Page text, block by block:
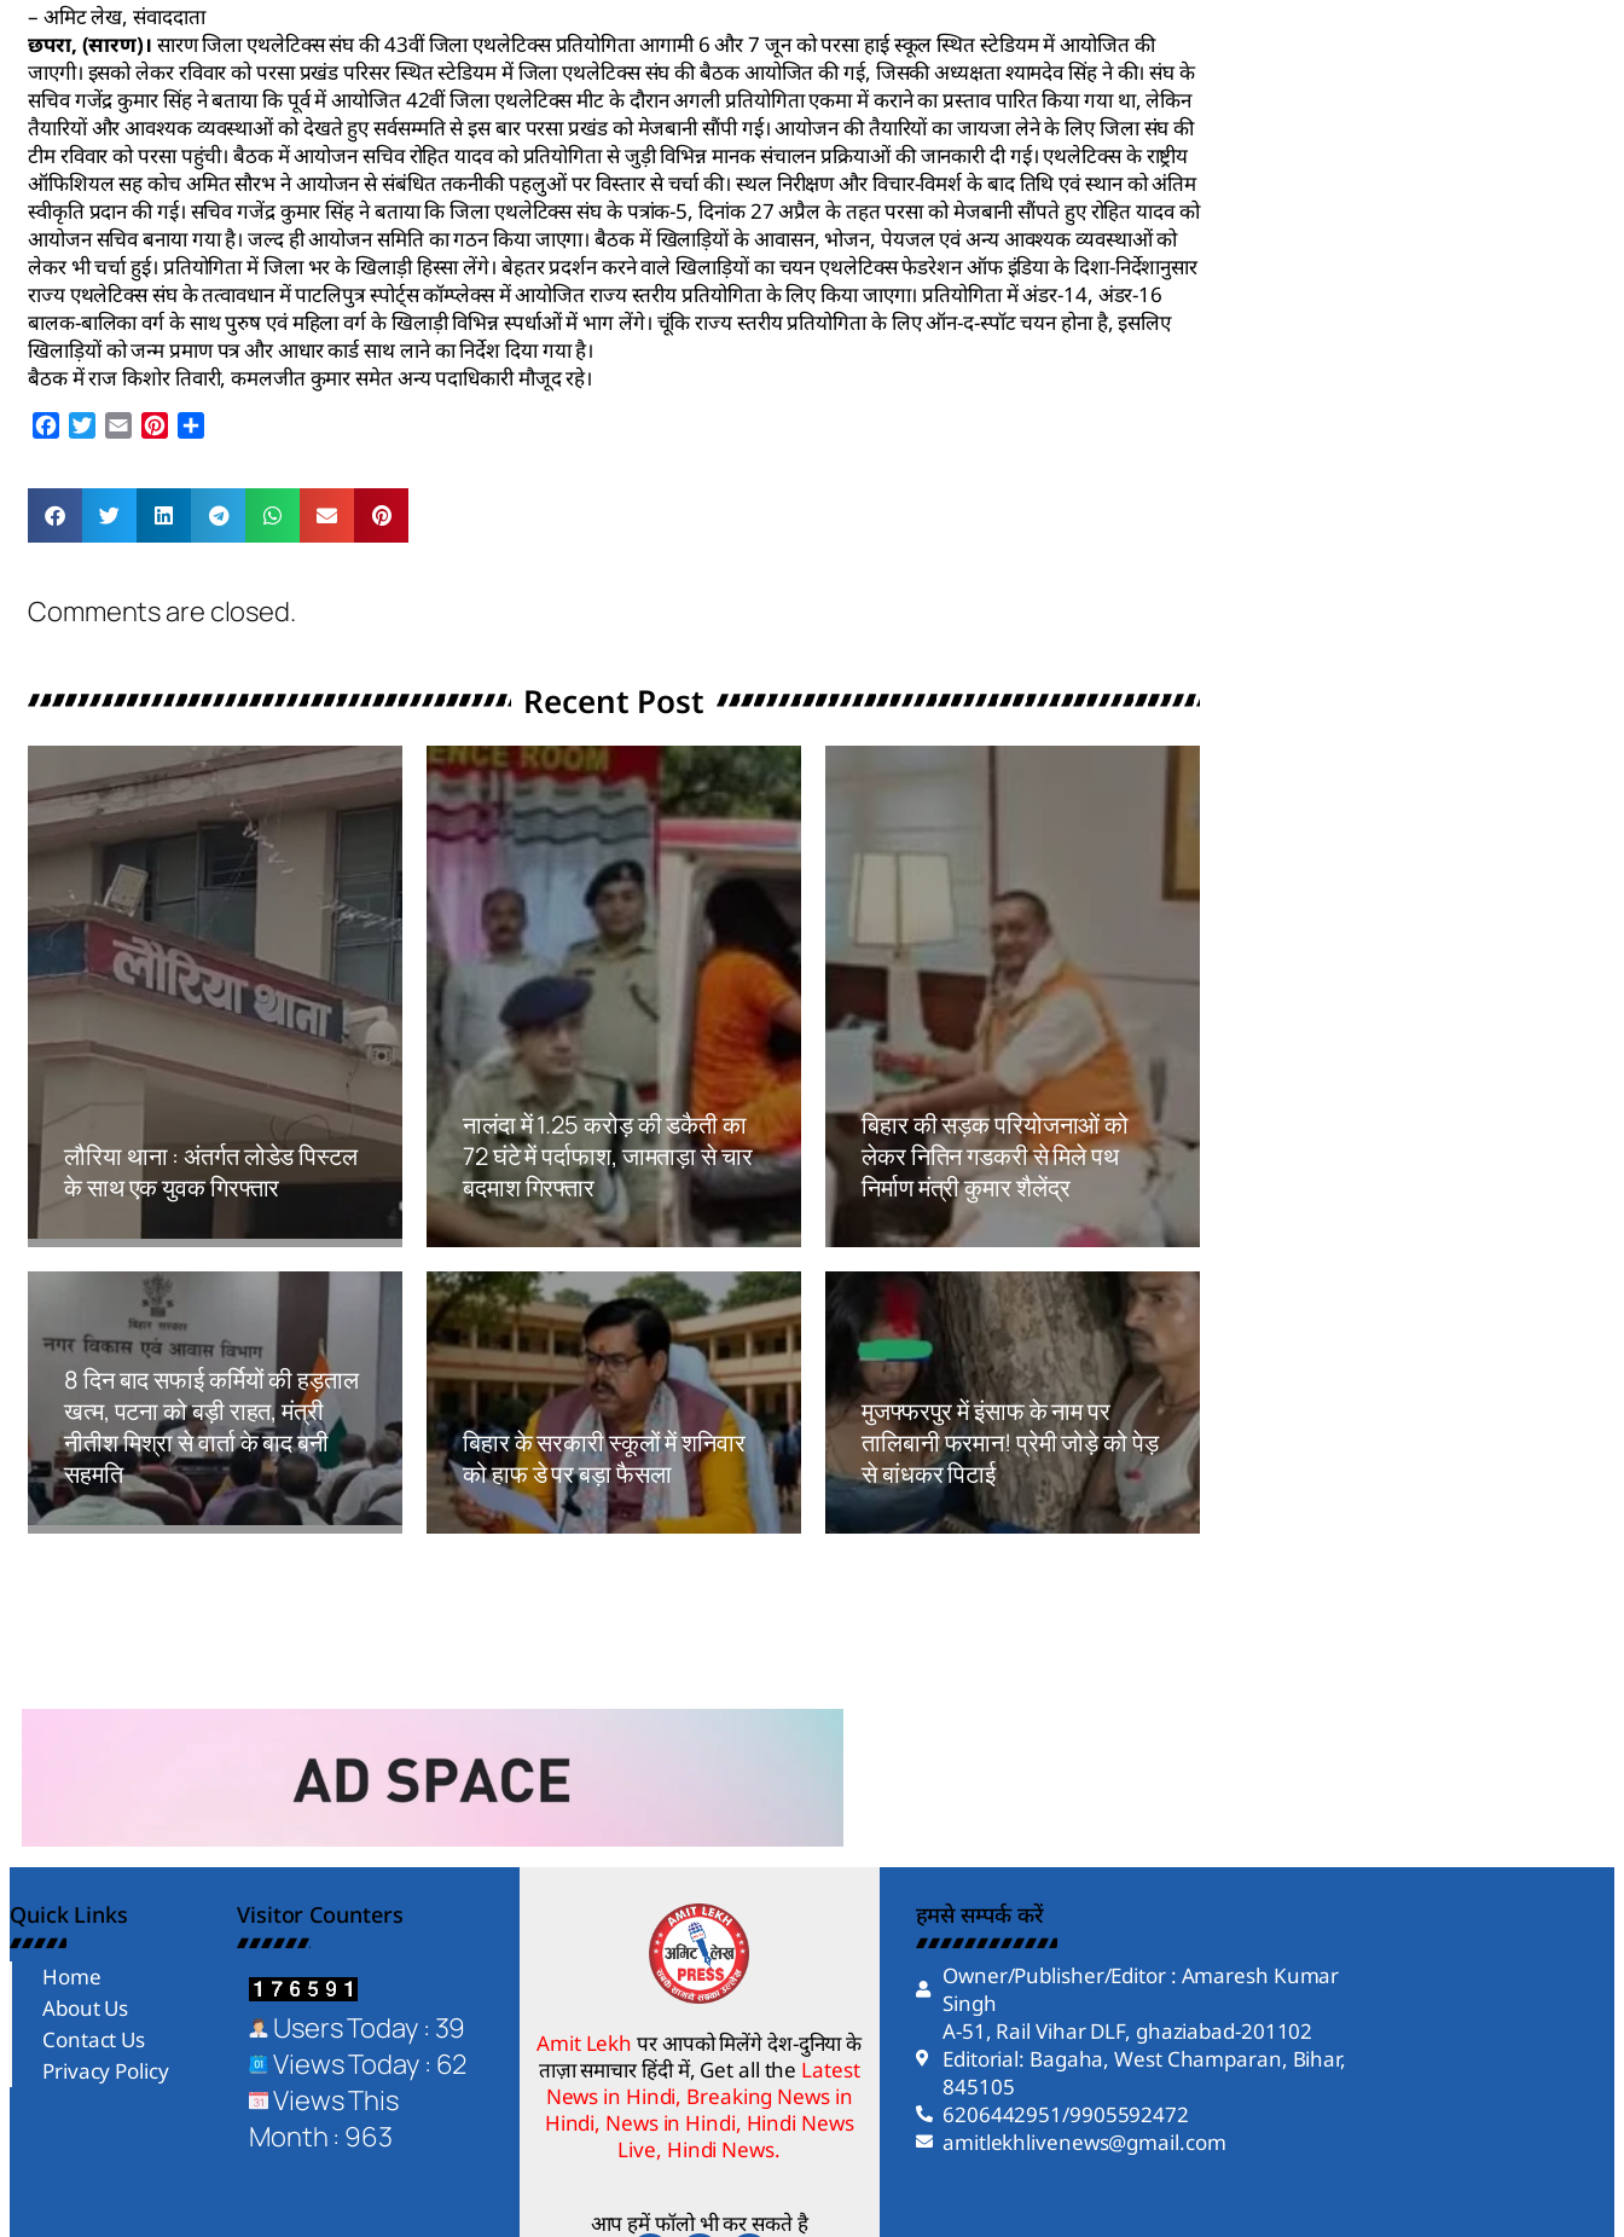
– अमिट लेख, संवाददाता
छपरा, (सारण)। सारण जिला एथलेटिक्स संघ की 43वीं जिला एथलेटिक्स प्रतियोगिता आगामी 6 और 7 जून को परसा हाई स्कूल स्थित स्टेडियम में आयोजित की
जाएगी। इसको लेकर रविवार को परसा प्रखंड परिसर स्थित स्टेडियम में जिला एथलेटिक्स संघ की बैठक आयोजित की गई, जिसकी अध्यक्षता श्यामदेव सिंह ने की। संघ के
सचिव गजेंद्र कुमार सिंह ने बताया कि पूर्व में आयोजित 42वीं जिला एथलेटिक्स मीट के दौरान अगली प्रतियोगिता एकमा में कराने का प्रस्ताव पारित किया गया था, लेकिन
तैयारियों और आवश्यक व्यवस्थाओं को देखते हुए सर्वसम्मति से इस बार परसा प्रखंड को मेजबानी सौंपी गई। आयोजन की तैयारियों का जायजा लेने के लिए जिला संघ की
टीम रविवार को परसा पहुंची। बैठक में आयोजन सचिव रोहित यादव को प्रतियोगिता से जुड़ी विभिन्न मानक संचालन प्रक्रियाओं की जानकारी दी गई। एथलेटिक्स के राष्ट्रीय
ऑफिशियल सह कोच अमित सौरभ ने आयोजन से संबंधित तकनीकी पहलुओं पर विस्तार से चर्चा की। स्थल निरीक्षण और विचार-विमर्श के बाद तिथि एवं स्थान को अंतिम
स्वीकृति प्रदान की गई। सचिव गजेंद्र कुमार सिंह ने बताया कि जिला एथलेटिक्स संघ के पत्रांक-5, दिनांक 27 अप्रैल के तहत परसा को मेजबानी सौंपते हुए रोहित यादव को
आयोजन सचिव बनाया गया है। जल्द ही आयोजन समिति का गठन किया जाएगा। बैठक में खिलाड़ियों के आवासन, भोजन, पेयजल एवं अन्य आवश्यक व्यवस्थाओं को
लेकर भी चर्चा हुई। प्रतियोगिता में जिला भर के खिलाड़ी हिस्सा लेंगे। बेहतर प्रदर्शन करने वाले खिलाड़ियों का चयन एथलेटिक्स फेडरेशन ऑफ इंडिया के दिशा-निर्देशानुसार
राज्य एथलेटिक्स संघ के तत्वावधान में पाटलिपुत्र स्पोर्ट्स कॉम्प्लेक्स में आयोजित राज्य स्तरीय प्रतियोगिता के लिए किया जाएगा। प्रतियोगिता में अंडर-14, अंडर-16
बालक-बालिका वर्ग के साथ पुरुष एवं महिला वर्ग के खिलाड़ी विभिन्न स्पर्धाओं में भाग लेंगे। चूंकि राज्य स्तरीय प्रतियोगिता के लिए ऑन-द-स्पॉट चयन होना है, इसलिए
खिलाड़ियों को जन्म प्रमाण पत्र और आधार कार्ड साथ लाने का निर्देश दिया गया है।
बैठक में राज किशोर तिवारी, कमलजीत कुमार समेत अन्य पदाधिकारी मौजूद रहे।
Facebook
Twitter
Email Pinterest
Comments are closed.
Recent Post
लौरिया थाना : अंतर्गत लोडेड पिस्टल
के साथ एक युवक गिरफ्तार
नालंदा में 1.25 करोड़ की डकैती का
72 घंटे में पर्दाफाश, जामताड़ा से चार
बदमाश गिरफ्तार
Amit Lekh
बिहार की सड़क परियोजनाओं को
लेकर नितिन गडकरी से मिले पथ
निर्माण मंत्री कुमार शैलेंद्र
Amit Lekh
8 दिन बाद सफाई कर्मियों की हड़ताल
खत्म, पटना को बड़ी राहत, मंत्री
नीतीश मिश्रा से वार्ता के बाद बनी
सहमति
Amit Lekh
बिहार के सरकारी स्कूलों में शनिवार
को हाफ डे पर बड़ा फैसला
Amit Lekh
मुजफ्फरपुर में इंसाफ के नाम पर
तालिबानी फरमान! प्रेमी जोड़े को पेड़
से बांधकर पिटाई
Amit Lekh
Quick Links
Home
About Us
Contact Us
Privacy Policy
Visitor Counters
Users Today : 39
Views Today : 62
Views This
Month : 963
Amit Lekh पर आपको मिलेंगे देश-दुनिया के
ताज़ा समाचार हिंदी में, Get all the Latest
News in Hindi, Breaking News in
Hindi, News in Hindi, Hindi News
Live, Hindi News.
आप हमें फॉलो भी कर सकते है
हमसे सम्पर्क करें
Owner/Publisher/Editor : Amaresh Kumar
Singh
A-51, Rail Vihar DLF, ghaziabad-201102
Editorial: Bagaha, West Champaran, Bihar,
845105
6206442951/9905592472
amitlekhlivenews@gmail.com